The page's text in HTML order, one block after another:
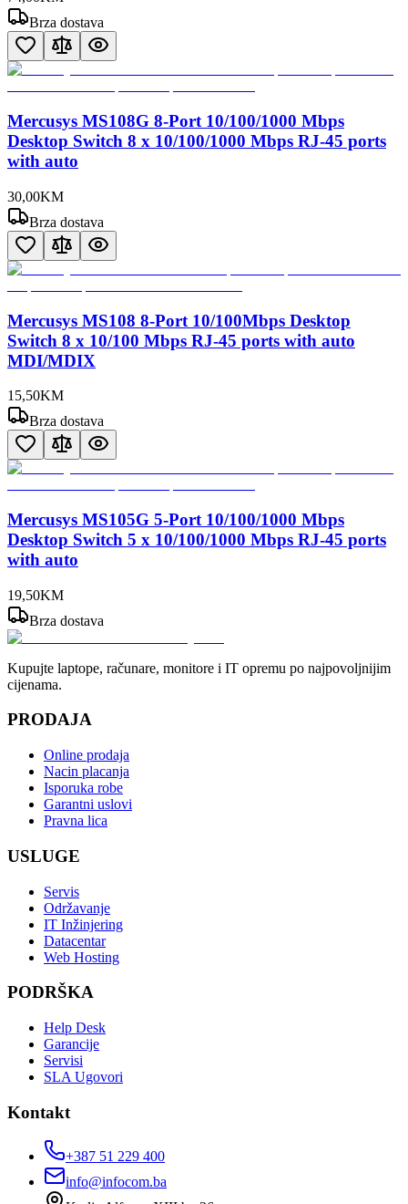
Brza dostava
Mercusys MS108G 8-Port 10/100/1000 Mbps
Desktop Switch 8 x 10/100/1000 Mbps RJ-45 ports
with auto
30,00KM
Brza dostava
Mercusys MS108 8-Port 10/100Mbps Desktop
Switch 8 x 10/100 Mbps RJ-45 ports with auto
MDI/MDIX
15,50KM
Brza dostava
Mercusys MS105G 5-Port 10/100/1000 Mbps
Desktop Switch 5 x 10/100/1000 Mbps RJ-45 ports
with auto
19,50KM
Brza dostava
Kupujte laptope, računare, monitore i IT opremu po najpovoljnijim
cijenama.
PRODAJA
Online prodaja
Nacin placanja
Isporuka robe
Garantni uslovi
Pravna lica
USLUGE
Servis
Održavanje
IT Inžinjering
Datacentar
Web Hosting
PODRŠKA
Help Desk
Garancije
Servisi
SLA Ugovori
Kontakt
+387 51 229 400
info@infocom.ba